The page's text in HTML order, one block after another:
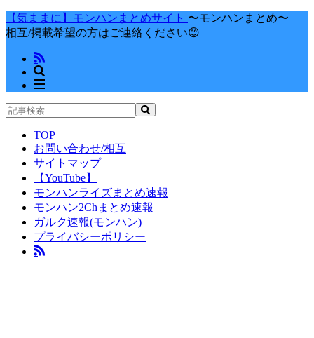
【気ままに】モンハンまとめサイト 〜モンハンまとめ〜
相互/掲載希望の方はご連絡ください😊
TOP
お問い合わせ/相互
サイトマップ
【YouTube】
モンハンライズまとめ速報
モンハン2Chまとめ速報
ガルク速報(モンハン)
プライバシーポリシー